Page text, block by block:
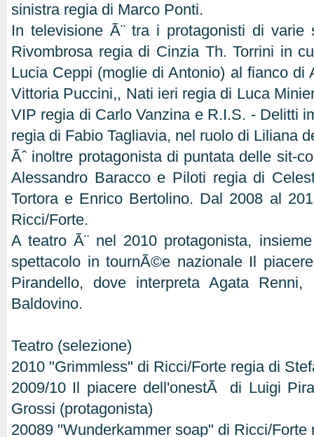
sinistra regia di Marco Ponti.
In televisione Ã¨ tra i protagonisti di
Rivombrosa regia di Cinzia Th. Torrini in
Lucia Ceppi (moglie di Antonio) al fianco di
Vittoria Puccini,, Nati ieri regia di Luca
VIP regia di Carlo Vanzina e R.I.S. - Delitti
regia di Fabio Tagliavia, nel ruolo di Liliana
Ãˆ inoltre protagonista di puntata delle sit-
Alessandro Baracco e Piloti regia di
Tortora e Enrico Bertolino. Dal 2008 al
Ricci/Forte.
A teatro Ã¨ nel 2010 protagonista,
spettacolo in tournÃ©e nazionale Il
Pirandello, dove interpreta Agata
Baldovino.
Teatro (selezione)
2010 "Grimmless" di Ricci/Forte regia di
2009/10 Il piacere dell'onestÃ di Luigi
Grossi (protagonista)
20089 "Wunderkammer soap" di Ricci/